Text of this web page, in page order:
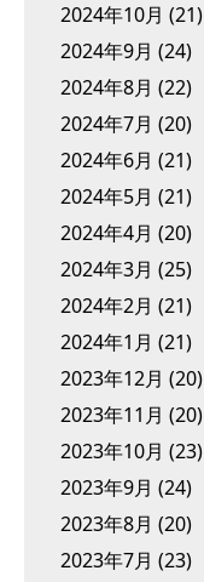
2024年10月 (21)
2024年9月 (24)
2024年8月 (22)
2024年7月 (20)
2024年6月 (21)
2024年5月 (21)
2024年4月 (20)
2024年3月 (25)
2024年2月 (21)
2024年1月 (21)
2023年12月 (20)
2023年11月 (20)
2023年10月 (23)
2023年9月 (24)
2023年8月 (20)
2023年7月 (23)